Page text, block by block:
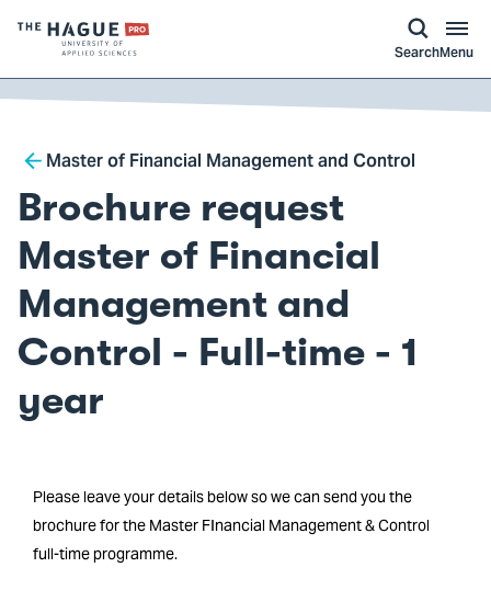
of
The
University
of
Applied
Sciences,
go
to
homepage
SearchMenu
Breadcrumb
Master of Financial Management and Control
Brochure request
Master of Financial
Management and
Control - Full-time - 1
year
Please leave your details below so we can send you the
brochure for the Master FInancial Management & Control
full-time programme.